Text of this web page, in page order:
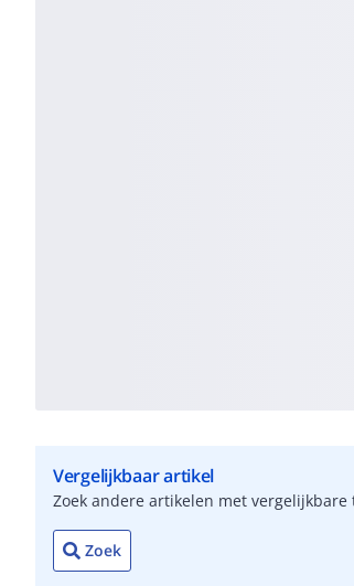
Vergelijkbaar artikel
Zoek andere artikelen met
Zoek